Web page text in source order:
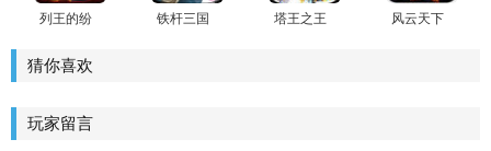
列王的纷
铁杆三国
塔王之王
风云天下
猜你喜欢
玩家留言